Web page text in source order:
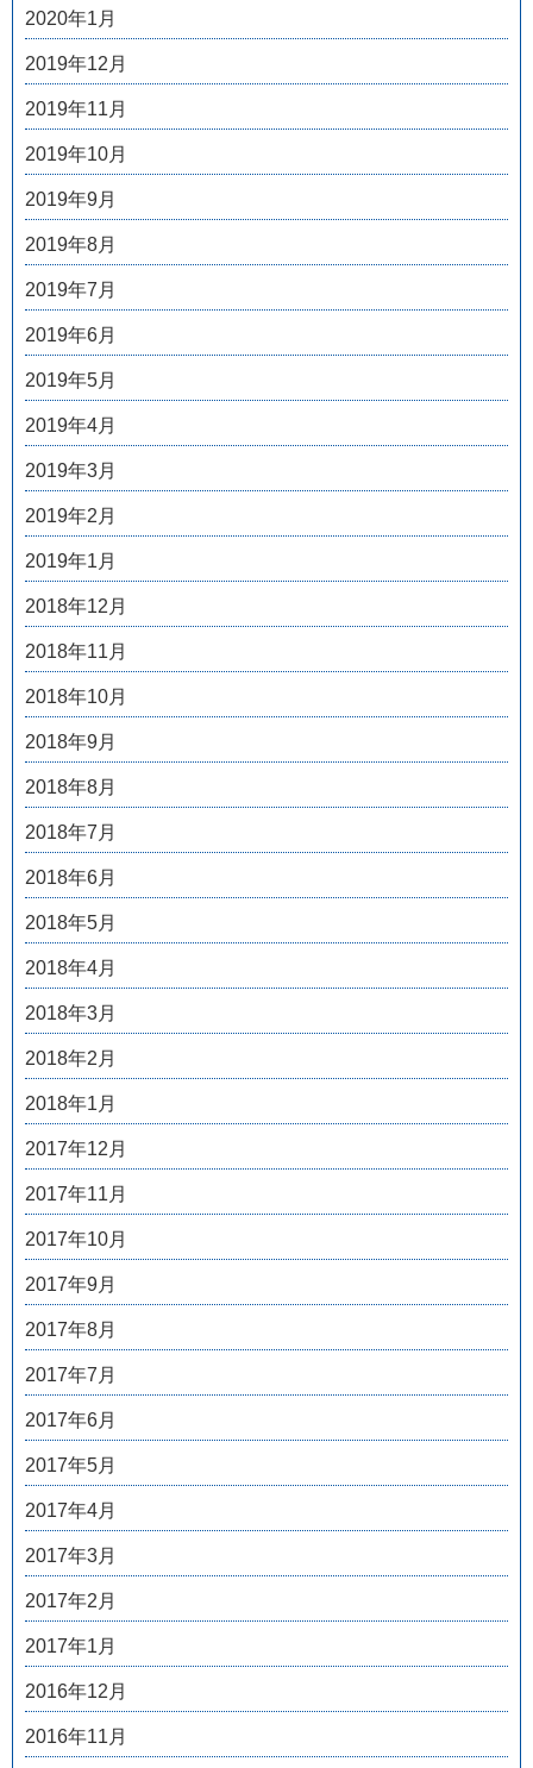
2020年1月
2019年12月
2019年11月
2019年10月
2019年9月
2019年8月
2019年7月
2019年6月
2019年5月
2019年4月
2019年3月
2019年2月
2019年1月
2018年12月
2018年11月
2018年10月
2018年9月
2018年8月
2018年7月
2018年6月
2018年5月
2018年4月
2018年3月
2018年2月
2018年1月
2017年12月
2017年11月
2017年10月
2017年9月
2017年8月
2017年7月
2017年6月
2017年5月
2017年4月
2017年3月
2017年2月
2017年1月
2016年12月
2016年11月